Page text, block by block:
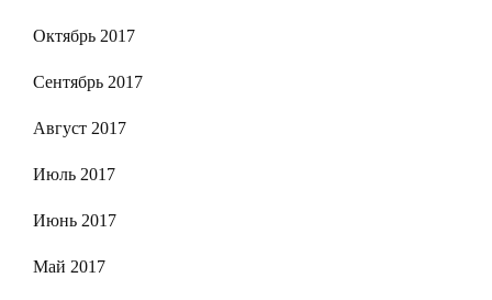
Октябрь 2017
Сентябрь 2017
Август 2017
Июль 2017
Июнь 2017
Май 2017